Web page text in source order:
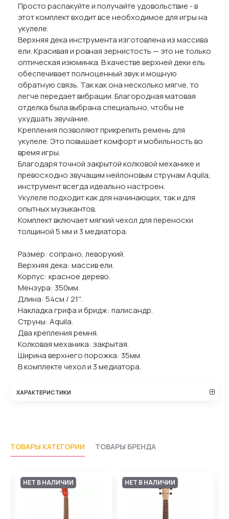
Просто распакуйте и получайте удовольствие - в
этот комплект входит все необходимое для игры на
укулеле.
Верхняя дека инструмента изготовлена из массива
ели. Красивая и ровная зернистость — это не только
оптическая изюминка. В качестве верхней деки ель
обеспечивает полноценный звук и мощную
обратную связь. Так как она несколько мягче, то
легче передает вибрации. Благородная матовая
отделка была выбрана специально, чтобы не
ухудшать звучание.
Крепления позволяют прикрепить ремень для
укулеле. Это повышает комфорт и мобильность во
время игры.
Благодаря точной закрытой колковой механике и
превосходно звучащим нейлоновым струнам Aquila,
инструмент всегда идеально настроен.
Укулеле подходит как для начинающих, так и для
опытных музыкантов.
Комплект включает мягкий чехол для переноски
толщиной 5 мм и 3 медиатора.
Размер: сопрано, леворукий.
Верхняя дека: массив ели.
Корпус: красное дерево.
Мензура: 350мм.
Длина: 54см / 21''.
Накладка грифа и бридж: палисандр.
Струны: Aquila.
Два крепления ремня.
Колковая механика: закрытая.
Ширина верхнего порожка: 35мм.
В комплекте чехол и 3 медиатора.
ХАРАКТЕРИСТИКИ
ТОВАРЫ КАТЕГОРИИ ТОВАРЫ БРЕНДА
НЕТ В НАЛИЧИИ НЕТ В НАЛИЧИИ